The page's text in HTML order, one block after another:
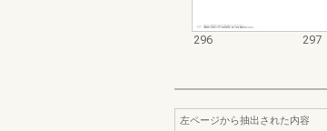
296 297
左ページから抽出された内容